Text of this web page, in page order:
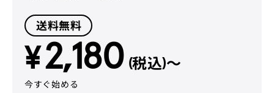
送料無料
¥2,180 (税込)〜
今すぐ始める